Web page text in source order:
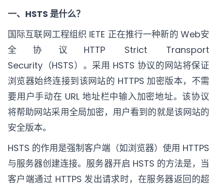
一、HSTS 是什么？
国际互联网工程组织 IETE 正在推行一种新的 Web安
全协议HTTP Strict Transport
Security（HSTS）。采用 HSTS 协议的网站将保证
浏览器始终连接到该网站的 HTTPS 加密版本，不需
要用户手动在 URL 地址栏中输入加密地址。该协议
将帮助网站采用全局加密，用户看到的就是该网站的
安全版本。
HSTS 的作用是强制客户端（如浏览器）使用 HTTPS
与服务器创建连接。服务器开启 HSTS 的方法是，当
客户端通过 HTTPS 发出请求时，在服务器返回的超